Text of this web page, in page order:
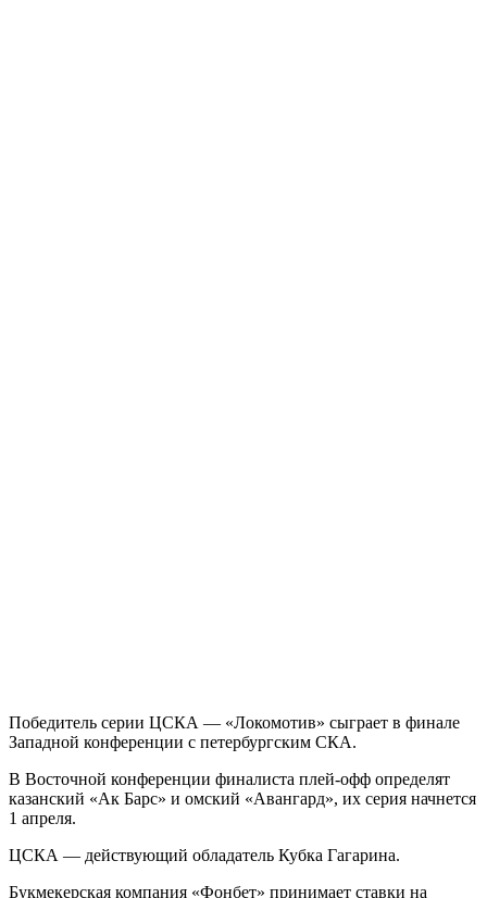
Победитель серии ЦСКА — «Локомотив» сыграет в финале
Западной конференции с петербургским СКА.
В Восточной конференции финалиста плей-офф определят
казанский «Ак Барс» и омский «Авангард», их серия начнется
1 апреля.
ЦСКА — действующий обладатель Кубка Гагарина.
Букмекерская компания «Фонбет» принимает ставки на